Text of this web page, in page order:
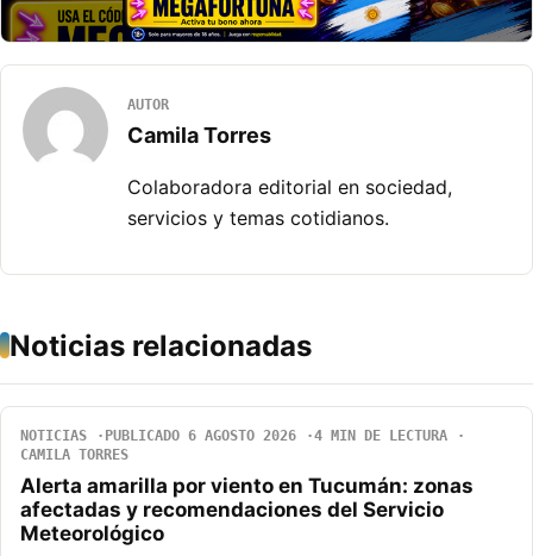
AUTOR
Camila Torres
Colaboradora editorial en sociedad,
servicios y temas cotidianos.
Noticias relacionadas
NOTICIAS PUBLICADO 6 AGOSTO 2026
4 MIN DE LECTURA
CAMILA TORRES
Alerta amarilla por viento en Tucumán: zonas
afectadas y recomendaciones del Servicio
Meteorológico